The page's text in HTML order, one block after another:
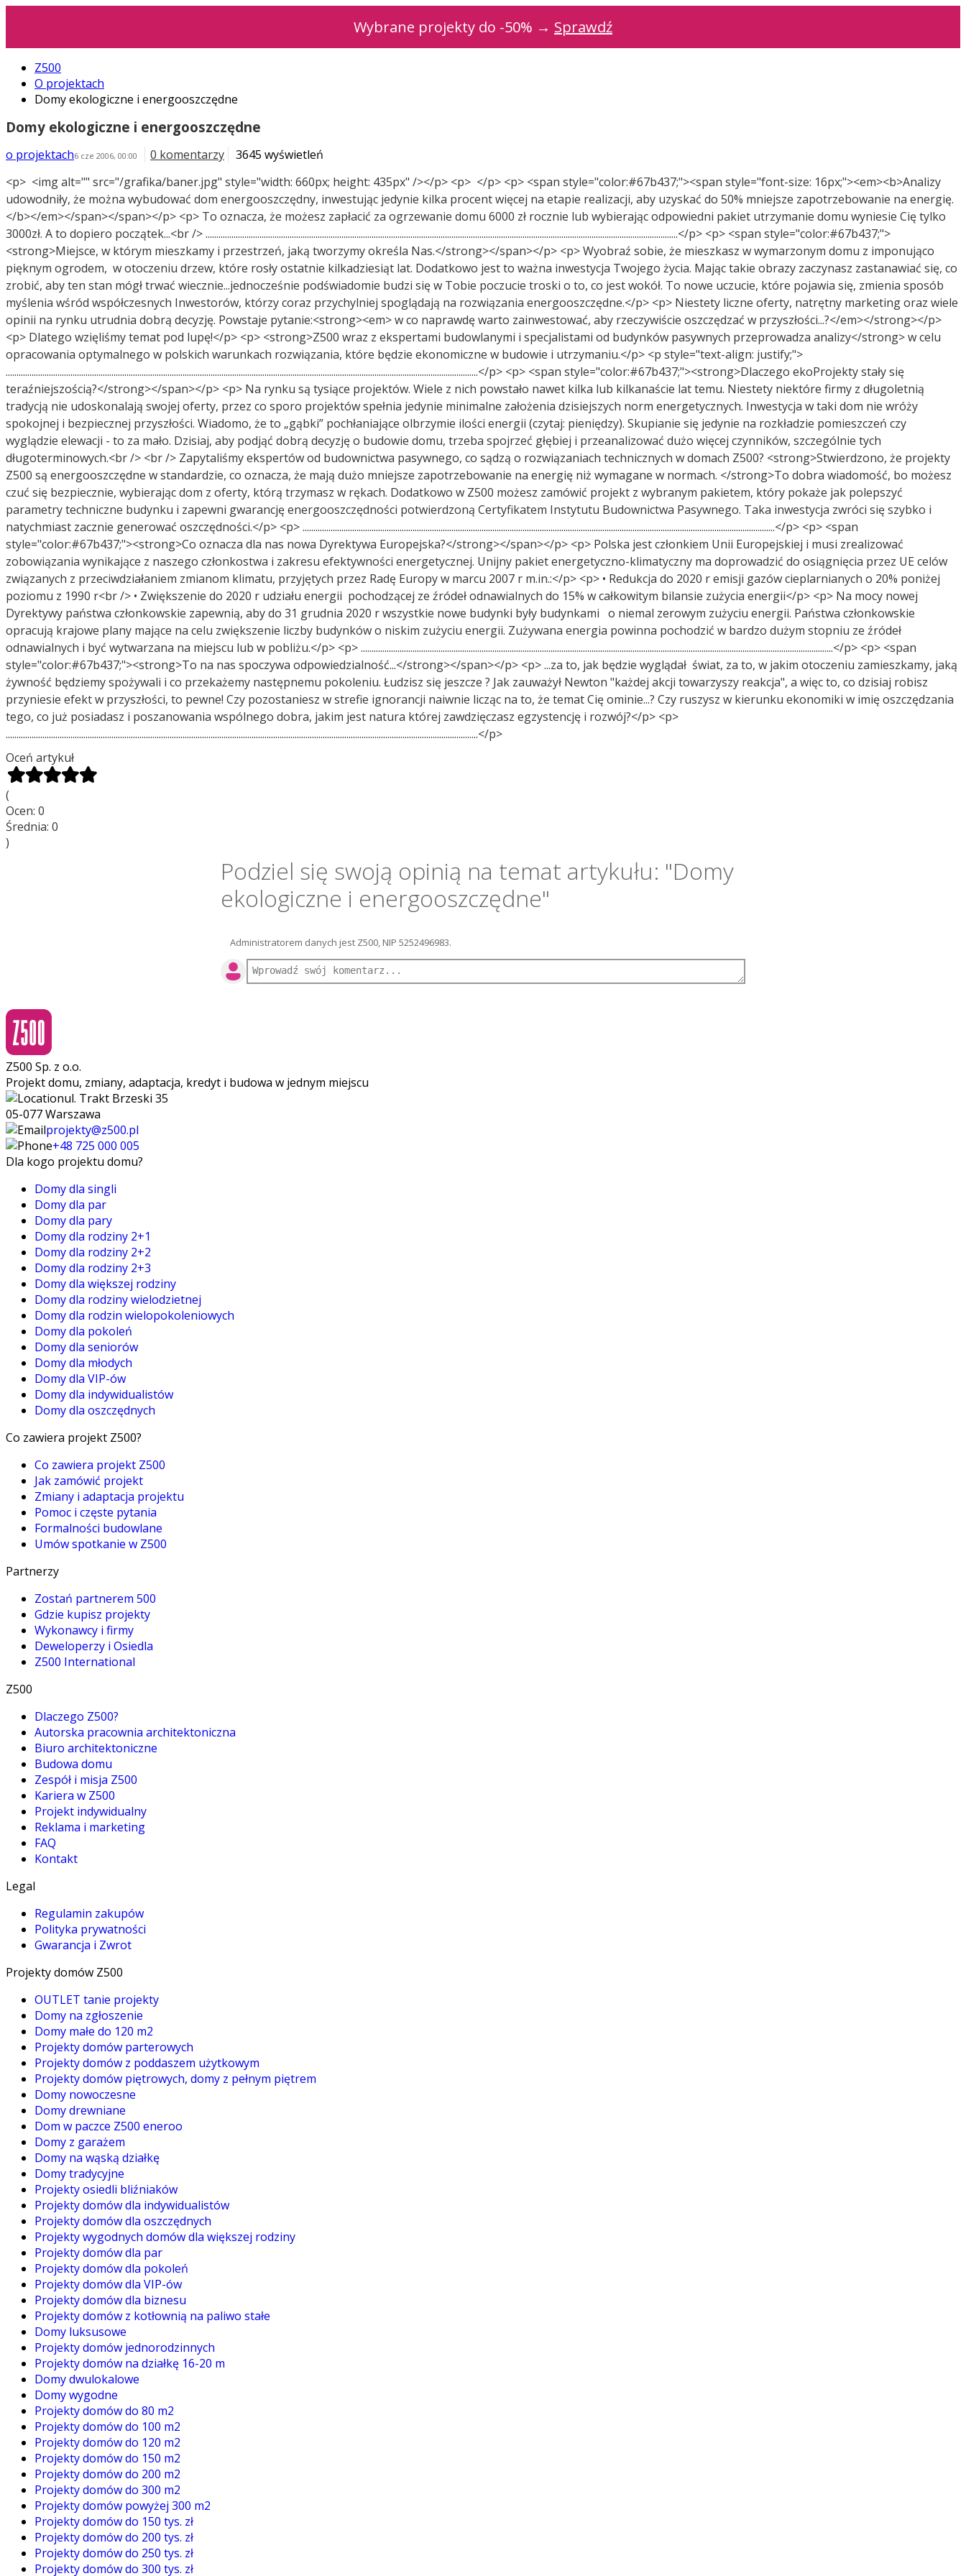
Wybrane projekty do -50% → Sprawdź
Z500
O projektach
Domy ekologiczne i energooszczędne
Domy ekologiczne i energooszczędne
o projektach6 cze 2006, 00:00 0 komentarzy
3645 wyświetleń
<p> <img alt="" src="/grafika/baner.jpg" style="width: 660px; height: 435px" /></p> <p> </p> <p> <span style="color:#67b437;"><span style="font-size: 16px;"><em><b>Analizy
udowodniły, że można wybudować dom energooszczędny, inwestując jedynie kilka procent więcej na etapie realizacji, aby uzyskać do 50% mniejsze zapotrzebowanie na energię.
</b></em></span></span></p> <p> To oznacza, że możesz zapłacić za ogrzewanie domu 6000 zł rocznie lub wybierając odpowiedni pakiet utrzymanie domu wyniesie Cię tylko
3000zł. A to dopiero początek...<br /> ...........................................................................................................................................................................................................................</p> <p> <span style="color:#67b437;">
<strong>Miejsce, w którym mieszkamy i przestrzeń, jaką tworzymy określa Nas.</strong></span></p> <p> Wyobraź sobie, że mieszkasz w wymarzonym domu z imponująco
pięknym ogrodem, w otoczeniu drzew, które rosły ostatnie kilkadziesiąt lat. Dodatkowo jest to ważna inwestycja Twojego życia. Mając takie obrazy zaczynasz zastanawiać się, co
zrobić, aby ten stan mógł trwać wiecznie...jednocześnie podświadomie budzi się w Tobie poczucie troski o to, co jest wokół. To nowe uczucie, które pojawia się, zmienia sposób
myślenia wśród współczesnych Inwestorów, którzy coraz przychylniej spoglądają na rozwiązania energooszczędne.</p> <p> Niestety liczne oferty, natrętny marketing oraz wiele
opinii na rynku utrudnia dobrą decyzję. Powstaje pytanie:<strong><em> w co naprawdę warto zainwestować, aby rzeczywiście oszczędzać w przyszłości...?</em></strong></p>
<p> Dlatego wzięliśmy temat pod lupę!</p> <p> <strong>Z500 wraz z ekspertami budowlanymi i specjalistami od budynków pasywnych przeprowadza analizy</strong> w celu
opracowania optymalnego w polskich warunkach rozwiązania, które będzie ekonomiczne w budowie i utrzymaniu.</p> <p style="text-align: justify;">
...........................................................................................................................................................................................................................</p> <p> <span style="color:#67b437;"><strong>Dlaczego ekoProjekty stały się
teraźniejszością?</strong></span></p> <p> Na rynku są tysiące projektów. Wiele z nich powstało nawet kilka lub kilkanaście lat temu. Niestety niektóre firmy z długoletnią
tradycją nie udoskonalają swojej oferty, przez co sporo projektów spełnia jedynie minimalne założenia dzisiejszych norm energetycznych. Inwestycja w taki dom nie wróży
spokojnej i bezpiecznej przyszłości. Wiadomo, że to „gąbki” pochłaniające olbrzymie ilości energii (czytaj: pieniędzy). Skupianie się jedynie na rozkładzie pomieszczeń czy
wyglądzie elewacji - to za mało. Dzisiaj, aby podjąć dobrą decyzję o budowie domu, trzeba spojrzeć głębiej i przeanalizować dużo więcej czynników, szczególnie tych
długoterminowych.<br /> <br /> Zapytaliśmy ekspertów od budownictwa pasywnego, co sądzą o rozwiązaniach technicznych w domach Z500? <strong>Stwierdzono, że projekty
Z500 są energooszczędne w standardzie, co oznacza, że mają dużo mniejsze zapotrzebowanie na energię niż wymagane w normach. </strong>To dobra wiadomość, bo możesz
czuć się bezpiecznie, wybierając dom z oferty, którą trzymasz w rękach. Dodatkowo w Z500 możesz zamówić projekt z wybranym pakietem, który pokaże jak polepszyć
parametry techniczne budynku i zapewni gwarancję energooszczędności potwierdzoną Certyfikatem Instytutu Budownictwa Pasywnego. Taka inwestycja zwróci się szybko i
natychmiast zacznie generować oszczędności.</p> <p> ...........................................................................................................................................................................................................................</p> <p> <span
style="color:#67b437;"><strong>Co oznacza dla nas nowa Dyrektywa Europejska?</strong></span></p> <p> Polska jest członkiem Unii Europejskiej i musi zrealizować
zobowiązania wynikające z naszego członkostwa i zakresu efektywności energetycznej. Unijny pakiet energetyczno-klimatyczny ma doprowadzić do osiągnięcia przez UE celów
związanych z przeciwdziałaniem zmianom klimatu, przyjętych przez Radę Europy w marcu 2007 r m.in.:</p> <p> • Redukcja do 2020 r emisji gazów cieplarnianych o 20% poniżej
poziomu z 1990 r<br /> • Zwiększenie do 2020 r udziału energii pochodzącej ze źródeł odnawialnych do 15% w całkowitym bilansie zużycia energii</p> <p> Na mocy nowej
Dyrektywy państwa członkowskie zapewnią, aby do 31 grudnia 2020 r wszystkie nowe budynki były budynkami o niemal zerowym zużyciu energii. Państwa członkowskie
opracują krajowe plany mające na celu zwiększenie liczby budynków o niskim zużyciu energii. Zużywana energia powinna pochodzić w bardzo dużym stopniu ze źródeł
odnawialnych i być wytwarzana na miejscu lub w pobliżu.</p> <p> ...........................................................................................................................................................................................................................</p> <p> <span
style="color:#67b437;"><strong>To na nas spoczywa odpowiedzialność...</strong></span></p> <p> ...za to, jak będzie wyglądał świat, za to, w jakim otoczeniu zamieszkamy, jaką
żywność będziemy spożywali i co przekażemy następnemu pokoleniu. Łudzisz się jeszcze ? Jak zauważył Newton "każdej akcji towarzyszy reakcja", a więc to, co dzisiaj robisz
przyniesie efekt w przyszłości, to pewne! Czy pozostaniesz w strefie ignorancji naiwnie licząc na to, że temat Cię ominie...? Czy ruszysz w kierunku ekonomiki w imię oszczędzania
tego, co już posiadasz i poszanowania wspólnego dobra, jakim jest natura której zawdzięczasz egzystencję i rozwój?</p> <p>
...........................................................................................................................................................................................................................</p>
Oceń artykuł
(
Ocen: 0
Średnia: 0
)
Podziel się swoją opinią na temat artykułu: "Domy
ekologiczne i energooszczędne"
Administratorem danych jest Z500, NIP 5252496983.
Z500 Sp. z o.o.
Projekt domu, zmiany, adaptacja, kredyt i budowa w jednym miejscu
ul. Trakt Brzeski 35
05-077 Warszawa
projekty@z500.pl
+48 725 000 005
Dla kogo projektu domu?
Domy dla singli
Domy dla par
Domy dla pary
Domy dla rodziny 2+1
Domy dla rodziny 2+2
Domy dla rodziny 2+3
Domy dla większej rodziny
Domy dla rodziny wielodzietnej
Domy dla rodzin wielopokoleniowych
Domy dla pokoleń
Domy dla seniorów
Domy dla młodych
Domy dla VIP-ów
Domy dla indywidualistów
Domy dla oszczędnych
Co zawiera projekt Z500?
Co zawiera projekt Z500
Jak zamówić projekt
Zmiany i adaptacja projektu
Pomoc i częste pytania
Formalności budowlane
Umów spotkanie w Z500
Partnerzy
Zostań partnerem 500
Gdzie kupisz projekty
Wykonawcy i firmy
Deweloperzy i Osiedla
Z500 International
Z500
Dlaczego Z500?
Autorska pracownia architektoniczna
Biuro architektoniczne
Budowa domu
Zespół i misja Z500
Kariera w Z500
Projekt indywidualny
Reklama i marketing
FAQ
Kontakt
Legal
Regulamin zakupów
Polityka prywatności
Gwarancja i Zwrot
Projekty domów Z500
OUTLET tanie projekty
Domy na zgłoszenie
Domy małe do 120 m2
Projekty domów parterowych
Projekty domów z poddaszem użytkowym
Projekty domów piętrowych, domy z pełnym piętrem
Domy nowoczesne
Domy drewniane
Dom w paczce Z500 eneroo
Domy z garażem
Domy na wąską działkę
Domy tradycyjne
Projekty osiedli bliźniaków
Projekty domów dla indywidualistów
Projekty domów dla oszczędnych
Projekty wygodnych domów dla większej rodziny
Projekty domów dla par
Projekty domów dla pokoleń
Projekty domów dla VIP-ów
Projekty domów dla biznesu
Projekty domów z kotłownią na paliwo stałe
Domy luksusowe
Projekty domów jednorodzinnych
Projekty domów na działkę 16-20 m
Domy dwulokalowe
Domy wygodne
Projekty domów do 80 m2
Projekty domów do 100 m2
Projekty domów do 120 m2
Projekty domów do 150 m2
Projekty domów do 200 m2
Projekty domów do 300 m2
Projekty domów powyżej 300 m2
Projekty domów do 150 tys. zł
Projekty domów do 200 tys. zł
Projekty domów do 250 tys. zł
Projekty domów do 300 tys. zł